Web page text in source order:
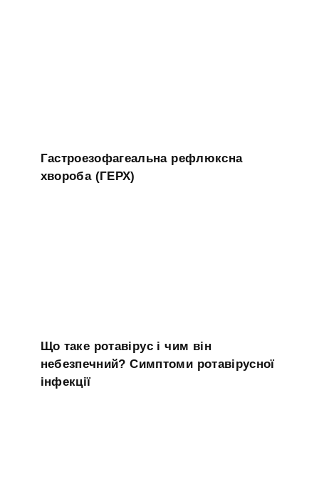
Гастроезофагеальна рефлюксна
хвороба (ГЕРХ)
Що таке ротавірус і чим він
небезпечний? Симптоми ротавірусної
інфекції